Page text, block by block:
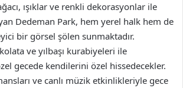
ışıklar ve renkli dekorasyonlar ile
Dedeman Park, hem yerel halk hem de
bir görsel şölen sunmaktadır.
ve yılbaşı kurabiyeleri ile
gecede kendilerini özel hissedecekler.
ve canlı müzik etkinlikleriyle gece